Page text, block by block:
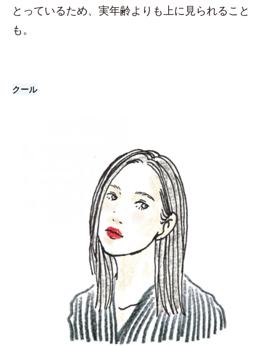
とっているため、実年齢よりも上に見られること
も。
クール